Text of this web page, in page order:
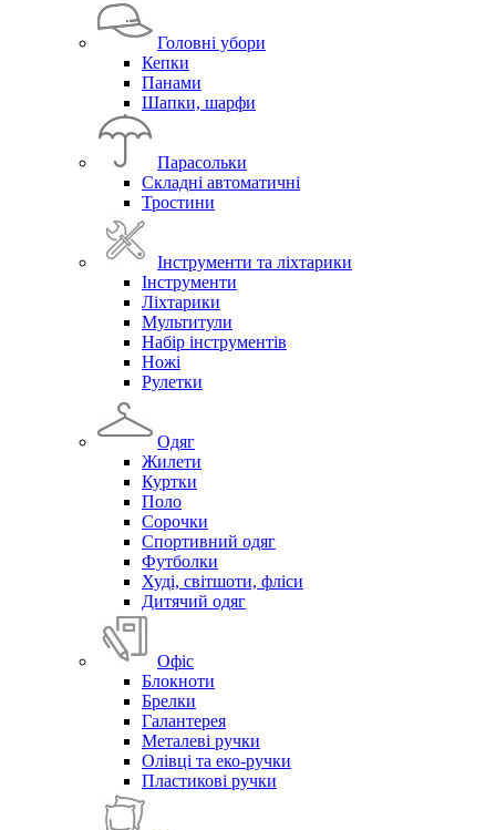
Головні убори
Кепки
Панами
Шапки, шарфи
Парасольки
Складні автоматичні
Тростини
Інструменти та ліхтарики
Інструменти
Ліхтарики
Мультитули
Набір інструментів
Ножі
Рулетки
Одяг
Жилети
Куртки
Поло
Сорочки
Спортивний одяг
Футболки
Худі, світшоти, фліси
Дитячий одяг
Офіс
Блокноти
Брелки
Галантерея
Металеві ручки
Олівці та еко-ручки
Пластикові ручки